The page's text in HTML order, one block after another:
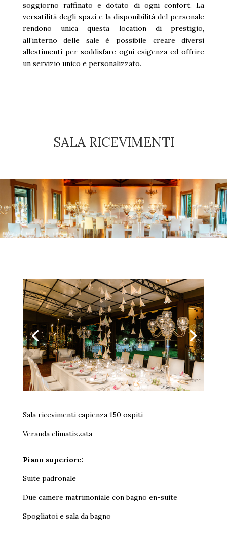
soggiorno raffinato e dotato di ogni confort. La
versatilità degli spazi e la disponibilità del personale
rendono unica questa location di prestigio,
all’interno delle sale è possibile creare diversi
allestimenti per soddisfare ogni esigenza ed offrire
un servizio unico e personalizzato.
SALA RICEVIMENTI
Sala ricevimenti capienza 150 ospiti
Veranda climatizzata
Piano superiore:
Suite padronale
Due camere matrimoniale con bagno en-suite
Spogliatoi e sala da bagno